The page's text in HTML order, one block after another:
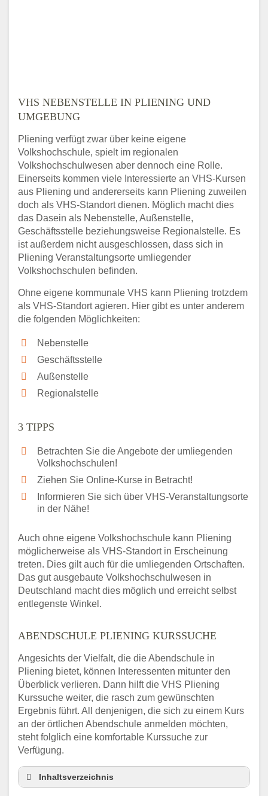
VHS NEBENSTELLE IN PLIENING UND
UMGEBUNG
Pliening verfügt zwar über keine eigene
Volkshochschule, spielt im regionalen
Volkshochschulwesen aber dennoch eine Rolle.
Einerseits kommen viele Interessierte an VHS-Kursen
aus Pliening und andererseits kann Pliening zuweilen
doch als VHS-Standort dienen. Möglich macht dies
das Dasein als Nebenstelle, Außenstelle,
Geschäftsstelle beziehungsweise Regionalstelle. Es
ist außerdem nicht ausgeschlossen, dass sich in
Pliening Veranstaltungsorte umliegender
Volkshochschulen befinden.
Ohne eigene kommunale VHS kann Pliening trotzdem
als VHS-Standort agieren. Hier gibt es unter anderem
die folgenden Möglichkeiten:
Nebenstelle
Geschäftsstelle
Außenstelle
Regionalstelle
3 TIPPS
Betrachten Sie die Angebote der umliegenden
Volkshochschulen!
Ziehen Sie Online-Kurse in Betracht!
Informieren Sie sich über VHS-Veranstaltungsorte
in der Nähe!
Auch ohne eigene Volkshochschule kann Pliening
möglicherweise als VHS-Standort in Erscheinung
treten. Dies gilt auch für die umliegenden Ortschaften.
Das gut ausgebaute Volkshochschulwesen in
Deutschland macht dies möglich und erreicht selbst
entlegenste Winkel.
ABENDSCHULE PLIENING KURSSUCHE
Angesichts der Vielfalt, die die Abendschule in
Pliening bietet, können Interessenten mitunter den
Überblick verlieren. Dann hilft die VHS Pliening
Kurssuche weiter, die rasch zum gewünschten
Ergebnis führt. All denjenigen, die sich zu einem Kurs
an der örtlichen Abendschule anmelden möchten,
steht folglich eine komfortable Kurssuche zur
Verfügung.
Inhaltsverzeichnis